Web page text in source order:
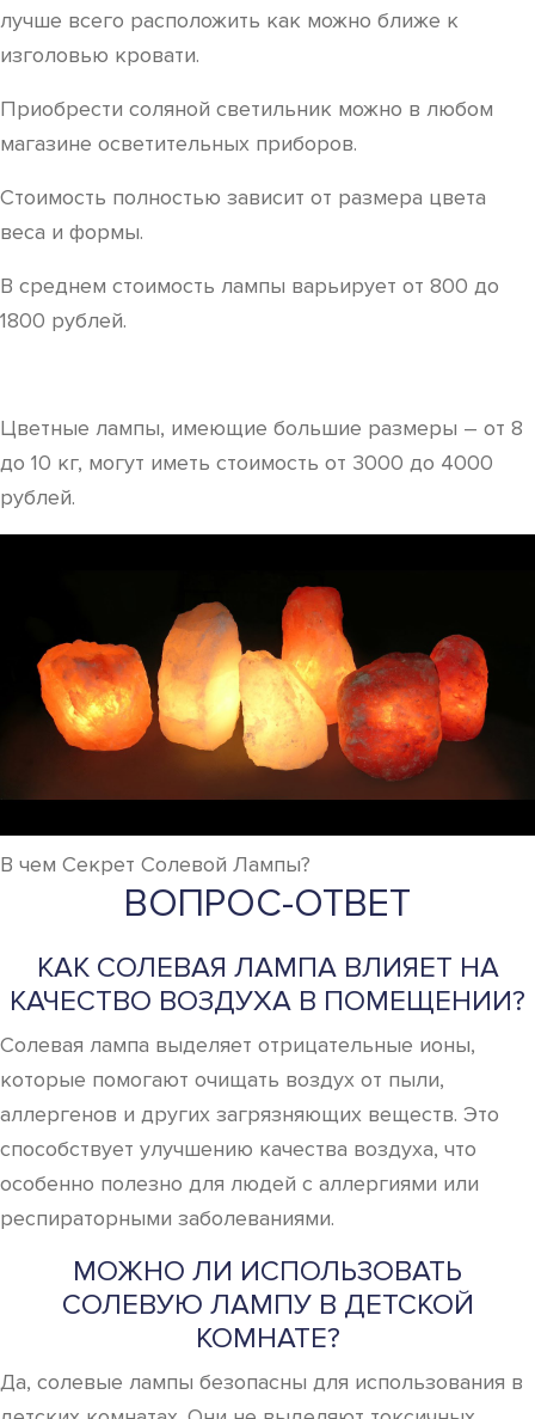
лучше всего расположить как можно ближе к
изголовью кровати.
Приобрести соляной светильник можно в любом
магазине осветительных приборов.
Стоимость полностью зависит от размера цвета
веса и формы.
В среднем стоимость лампы варьирует от 800 до
1800 рублей.
Цветные лампы, имеющие большие размеры – от 8
до 10 кг, могут иметь стоимость от 3000 до 4000
рублей.
В чем Секрет Солевой Лампы?
ВОПРОС-ОТВЕТ
КАК СОЛЕВАЯ ЛАМПА ВЛИЯЕТ НА
КАЧЕСТВО ВОЗДУХА В ПОМЕЩЕНИИ?
Солевая лампа выделяет отрицательные ионы,
которые помогают очищать воздух от пыли,
аллергенов и других загрязняющих веществ. Это
способствует улучшению качества воздуха, что
особенно полезно для людей с аллергиями или
респираторными заболеваниями.
МОЖНО ЛИ ИСПОЛЬЗОВАТЬ
СОЛЕВУЮ ЛАМПУ В ДЕТСКОЙ
КОМНАТЕ?
Да, солевые лампы безопасны для использования в